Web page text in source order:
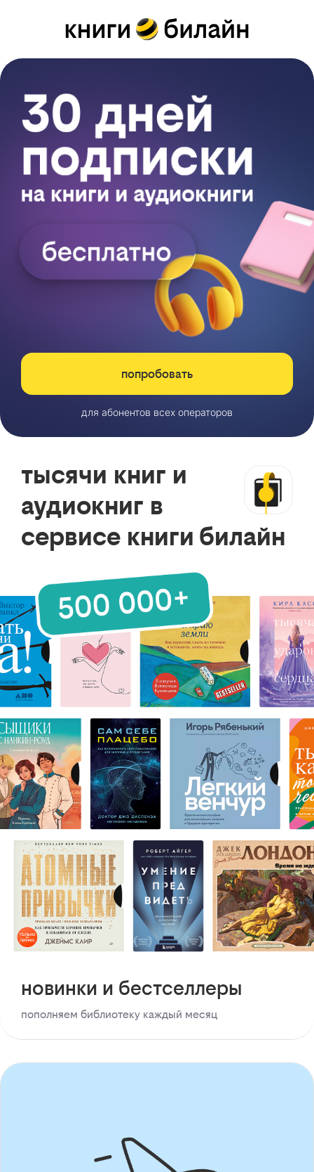
попробовать
для абонентов всех операторов
тысячи книг и
аудиокниг в
сервисе книги билайн
новинки и бестселлеры
пополняем библиотеку каждый месяц